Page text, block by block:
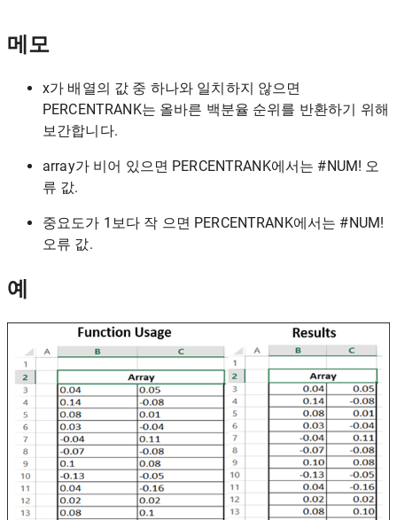
메모
x가 배열의 값 중 하나와 일치하지 않으면
PERCENTRANK는 올바른 백분율 순위를 반환하기 위해
보간합니다.
array가 비어 있으면 PERCENTRANK에서는 #NUM! 오
류 값.
중요도가 1보다 작 으면 PERCENTRANK에서는 #NUM!
오류 값.
예